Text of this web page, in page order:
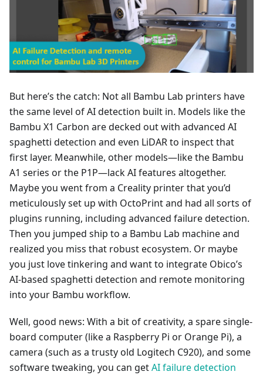
But here’s the catch: Not all Bambu Lab printers have
the same level of AI detection built in. Models like the
Bambu X1 Carbon are decked out with advanced AI
spaghetti detection and even LiDAR to inspect that
first layer. Meanwhile, other models—like the Bambu
A1 series or the P1P—lack AI features altogether.
Maybe you went from a Creality printer that you’d
meticulously set up with OctoPrint and had all sorts of
plugins running, including advanced failure detection.
Then you jumped ship to a Bambu Lab machine and
realized you miss that robust ecosystem. Or maybe
you just love tinkering and want to integrate Obico’s
AI-based spaghetti detection and remote monitoring
into your Bambu workflow.
Well, good news: With a bit of creativity, a spare single-
board computer (like a Raspberry Pi or Orange Pi), a
camera (such as a trusty old Logitech C920), and some
software tweaking, you can getAI failure detection